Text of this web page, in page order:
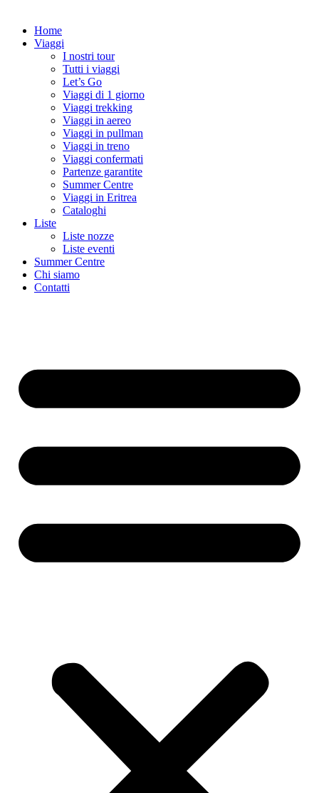
Home
Viaggi
I nostri tour
Tutti i viaggi
Let’s Go
Viaggi di 1 giorno
Viaggi trekking
Viaggi in aereo
Viaggi in pullman
Viaggi in treno
Viaggi confermati
Partenze garantite
Summer Centre
Viaggi in Eritrea
Cataloghi
Liste
Liste nozze
Liste eventi
Summer Centre
Chi siamo
Contatti